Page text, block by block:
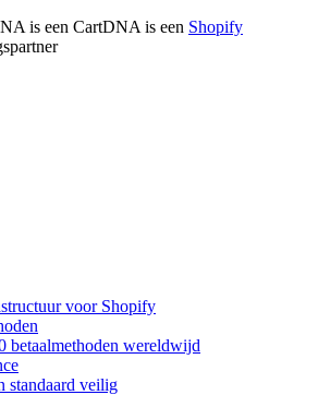
is een CartDNA is een Shopify
voor Shopify
betaalmethoden wereldwijd
standaard veilig